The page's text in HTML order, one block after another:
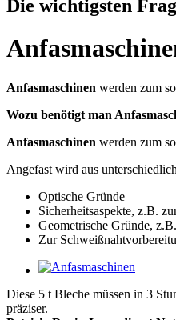
Die wichtigsten
Anfasmaschinen werden zum
Wozu benötigt man
Anfasmaschinen werden zum
Angefast wird aus
Optische Gründe
Sicherheitsaspekte, z.B.
Geometrische Gründe,
Zur
Diese 5 t Bleche müssen in 3
präziser.